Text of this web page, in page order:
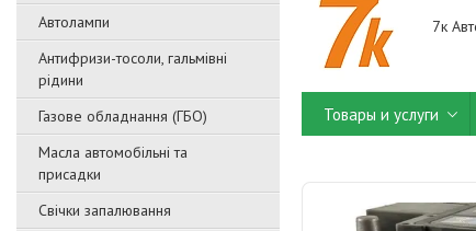
Автолампи
Антифризи-тосоли, гальмівні
рідини
Газове обладнання (ГБО)
Масла автомобільні та
присадки
Свічки запалювання
7к
Товары и услуги